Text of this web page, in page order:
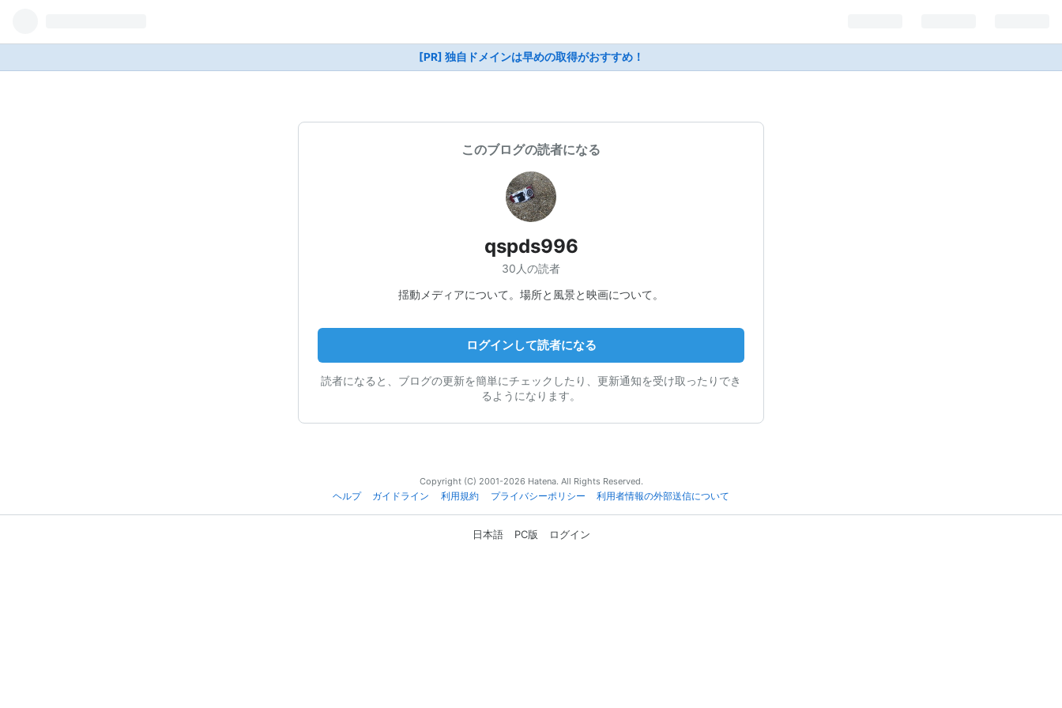
[PR] 独自ドメインは早めの取得がおすすめ！
このブログの読者になる
qspds996
30人の読者
揺動メディアについて。場所と風景と映画について。
ログインして読者になる
読者になると、ブログの更新を簡単にチェックしたり、更新通知を受け取ったりでき
るようになります。
Copyright (C) 2001-2026 Hatena. All Rights Reserved.
ヘルプ
ガイドライン 利用規約 プライバシーポリシー 利用者情報の外部送信について
日本語 PC版 ログイン